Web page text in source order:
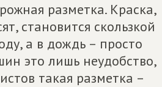
разметка. Краска,
становится скользкой
а в дождь – просто
это лишь неудобство,
такая разметка –